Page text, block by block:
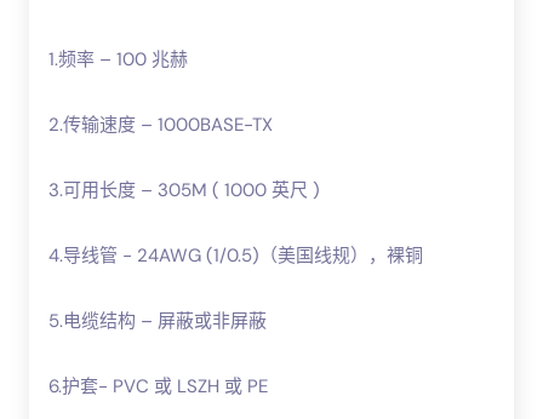
1.频率 – 100 兆赫
2.传输速度 – 1000BASE-TX
3.可用长度 – 305M ( 1000 英尺 )
4.导线管 - 24AWG (1/0.5)（美国线规），裸铜
5.电缆结构 – 屏蔽或非屏蔽
6.护套- PVC 或 LSZH 或 PE